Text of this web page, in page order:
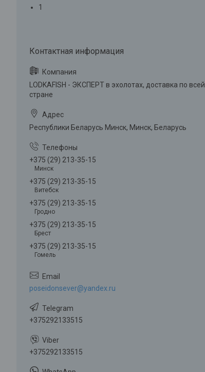
1
LODKAFISH - ЭКСПЕРТ в эхолотах, доставка по всей
стране
Республики Беларусь Минск, Минск, Беларусь
+375 (29) 213-35-15
Минск
+375 (29) 213-35-15
Витебск
+375 (29) 213-35-15
Гродно
+375 (29) 213-35-15
Брест
+375 (29) 213-35-15
Гомель
poseidonsever@yandex.ru
+375292133515
+375292133515